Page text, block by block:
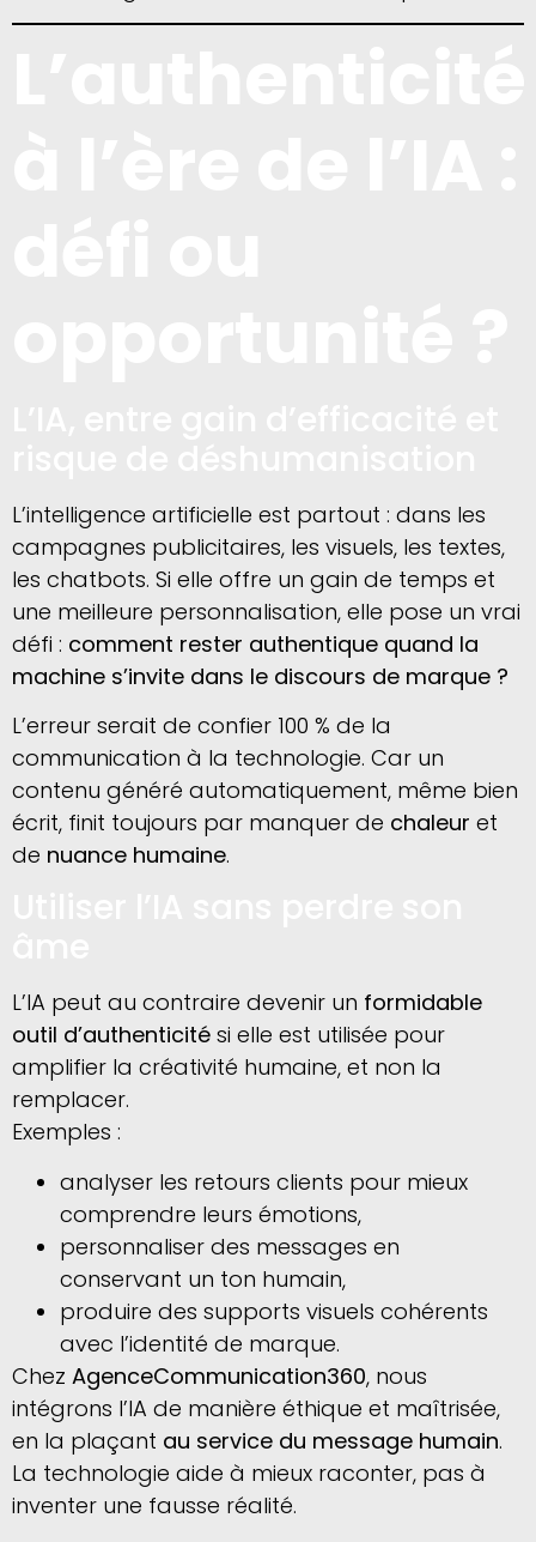
L’intelligence artificielle est partout : dans les
campagnes publicitaires, les visuels, les textes,
les chatbots. Si elle offre un gain de temps et
une meilleure personnalisation, elle pose un vrai
défi : comment rester authentique quand la
machine s’invite dans le discours de marque ?
L’erreur serait de confier 100 % de la
communication à la technologie. Car un
contenu généré automatiquement, même bien
écrit, finit toujours par manquer de chaleur et
de nuance humaine.
L’IA peut au contraire devenir un formidable
outil d’authenticité si elle est utilisée pour
amplifier la créativité humaine, et non la
remplacer.
Exemples :
analyser les retours clients pour mieux
comprendre leurs émotions,
personnaliser des messages en
conservant un ton humain,
produire des supports visuels cohérents
avec l’identité de marque.
Chez AgenceCommunication360, nous
intégrons l’IA de manière éthique et maîtrisée,
en la plaçant au service du message humain.
La technologie aide à mieux raconter, pas à
inventer une fausse réalité.